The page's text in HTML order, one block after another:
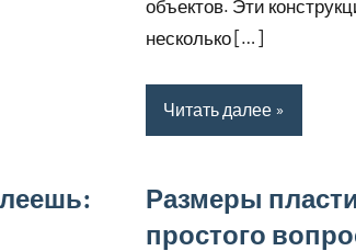
объектов. Эти
несколько […]
Читать далее
Размеры
простого